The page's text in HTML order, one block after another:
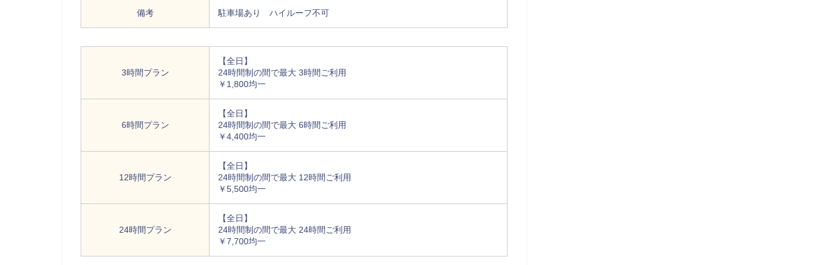
備考 駐車場あり ハイルーフ不可
3時間プラン
【全日】
24時間制の間で最大 3時間ご利用
￥1,800均一
6時間プラン
【全日】
24時間制の間で最大 6時間ご利用
￥4,400均一
12時間プラン
【全日】
24時間制の間で最大 12時間ご利用
￥5,500均一
24時間プラン
【全日】
24時間制の間で最大 24時間ご利用
￥7,700均一